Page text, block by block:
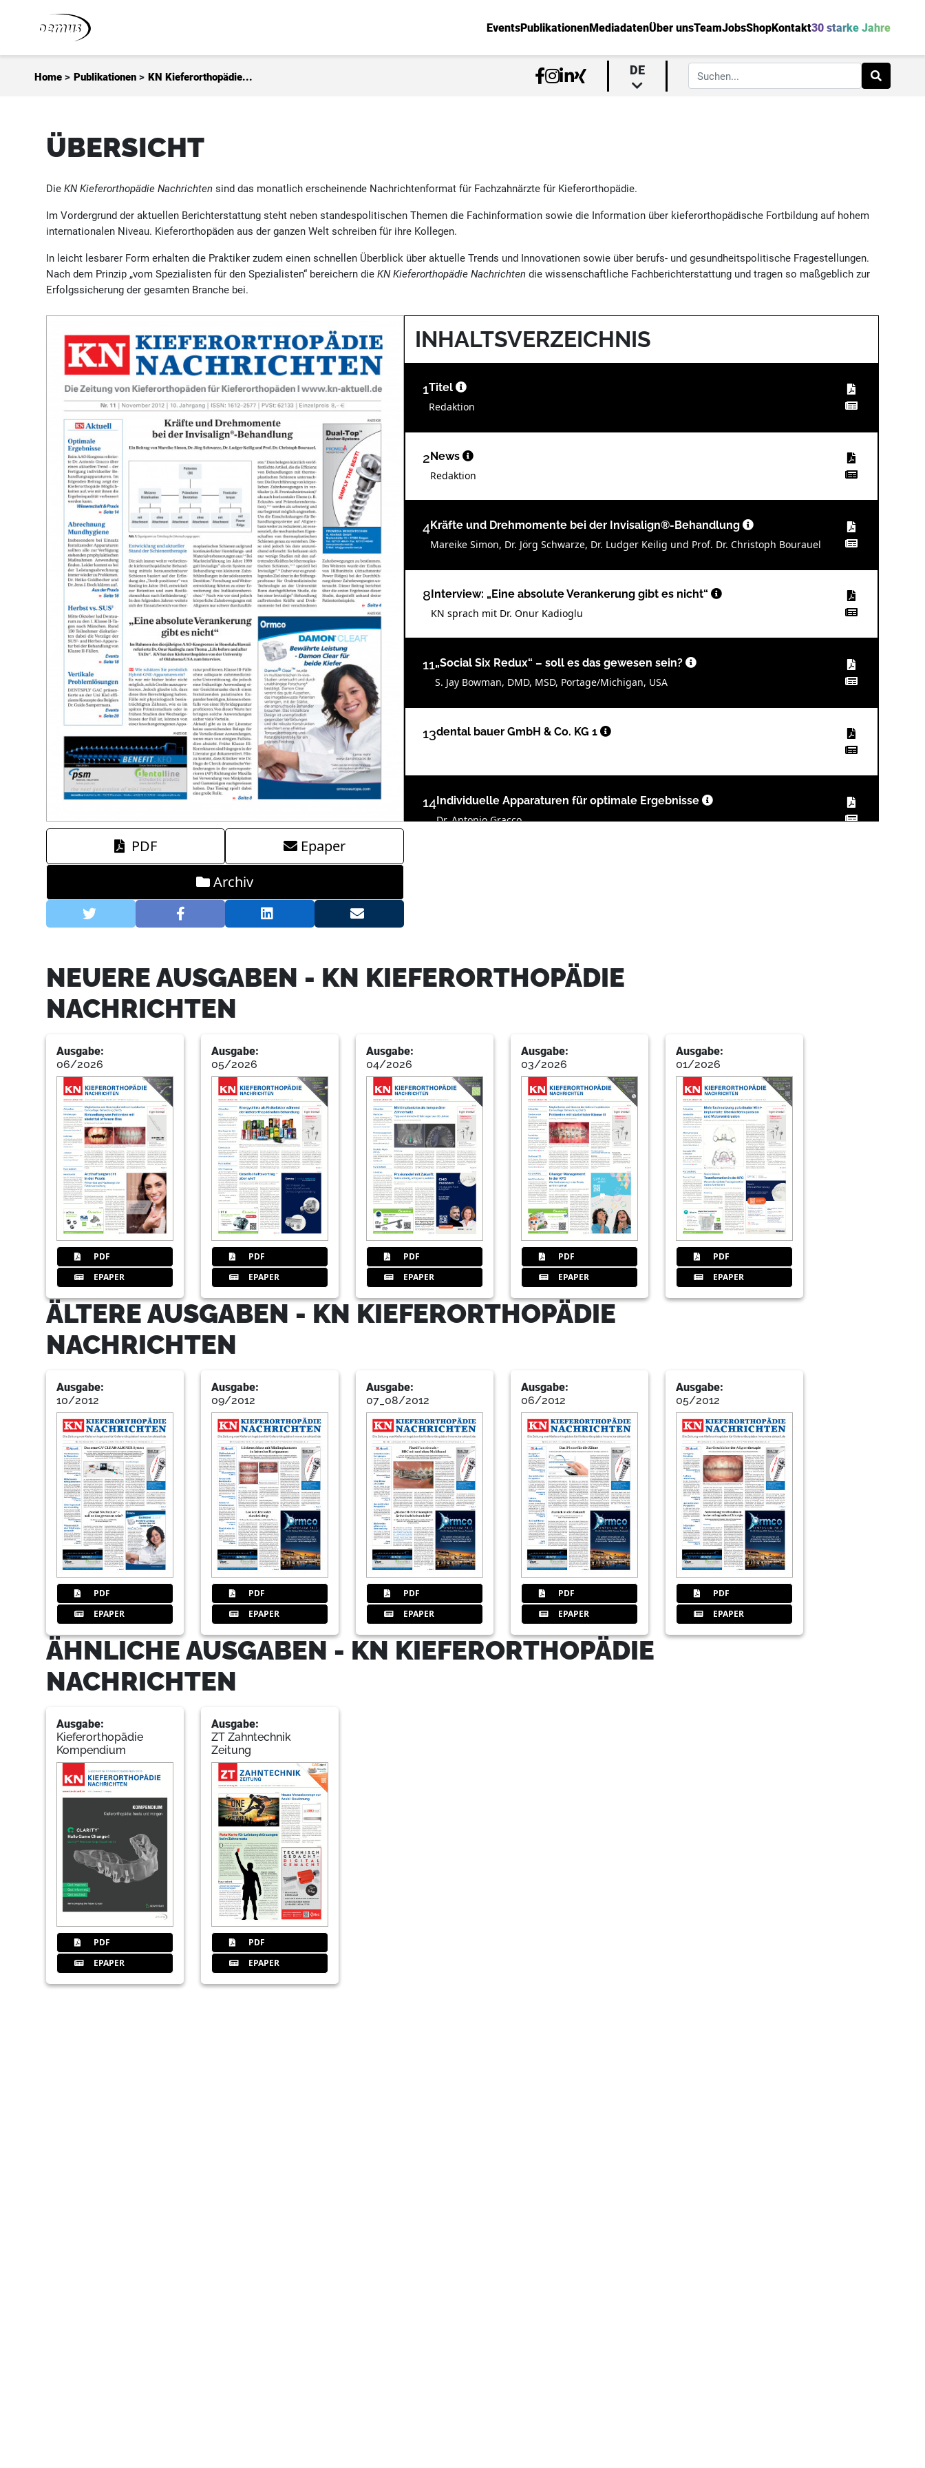
EventsPublikationenMediadatenÜber unsTeamJobsShopKontakt30 starke Jahre
Home > Publikationen > KN Kieferorthopädie... DE
ÜBERSICHT
DieKN Kieferorthopädie Nachrichten sind das monatlich erscheinende Nachrichtenformat für Fachzahnärzte für Kieferorthopädie.
Im Vordergrund der aktuellen Berichterstattung steht neben standespolitischen Themen die Fachinformation sowie die Information über kieferorthopädische Fortbildung auf hohem
internationalen Niveau. Kieferorthopäden aus der ganzen Welt schreiben für ihre Kollegen.
In leicht lesbarer Form erhalten die Praktiker zudem einen schnellen Überblick über aktuelle Trends und Innovationen sowie über berufs- und gesundheitspolitische Fragestellungen.
Nach dem Prinzip „vom Spezialisten für den Spezialisten“ bereichern dieKN Kieferorthopädie Nachrichten die wissenschaftliche Fachberichterstattung und tragen so maßgeblich zur
Erfolgssicherung der gesamten Branche bei.
PDF
Epaper
Archiv
INHALTSVERZEICHNIS
1Titel
Redaktion
2News
Redaktion
4Kräfte und Drehmomente bei der Invisalign®-Behandlung
Mareike Simon, Dr. Jörg Schwarze, Dr. Ludger Keilig und Prof. Dr. Christoph Bourauel
8Interview: „Eine absolute Verankerung gibt es nicht“
KN sprach mit Dr. Onur Kadioglu
11„Social Six Redux“ – soll es das gewesen sein?
S. Jay Bowman, DMD, MSD, Portage/Michigan, USA
13dental bauer GmbH & Co. KG 1
14Individuelle Apparaturen für optimale Ergebnisse
Dr. Antonio Gracco
Redaktion
27Service: Kompetenzpartner digitaler Anwendungen
Redaktion
NEUERE AUSGABEN - KN KIEFERORTHOPÄDIE
NACHRICHTEN
Ausgabe:
06/2026
PDF
EPAPER
Ausgabe:
05/2026
PDF
EPAPER
Ausgabe:
04/2026
PDF
EPAPER
Ausgabe:
03/2026
PDF
EPAPER
Ausgabe:
01/2026
PDF
EPAPER
ÄLTERE AUSGABEN - KN KIEFERORTHOPÄDIE
NACHRICHTEN
Ausgabe:
10/2012
PDF
EPAPER
Ausgabe:
09/2012
PDF
EPAPER
Ausgabe:
07_08/2012
PDF
EPAPER
Ausgabe:
06/2012
PDF
EPAPER
Ausgabe:
05/2012
PDF
EPAPER
ÄHNLICHE AUSGABEN - KN KIEFERORTHOPÄDIE
NACHRICHTEN
Ausgabe:
Kieferorthopädie
Kompendium
PDF
EPAPER
Ausgabe:
ZT Zahntechnik
Zeitung
PDF
EPAPER